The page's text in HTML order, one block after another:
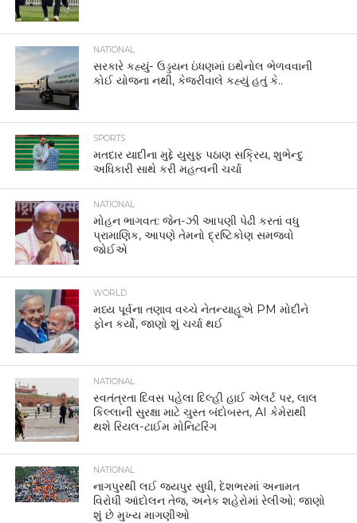
NATIONAL
સરકારે કહ્યું- ઉડ્ડયન ઇંધણમાં ઇથેનોલ ભેળવવાની
કોઈ યોજના નથી, કેજરીવાલે કહ્યું હતું કે..
SPORTS
મતદાર યાદીના મુદ્દે યુસુફ પઠાણ સક્રિય, શુભેન્દુ
અધિકારી સાથે કરી મહત્વની ચર્ચા
NATIONAL
મોહન ભાગવત: જેન-ઝી આપણી પેઢી કરતાં વધુ
પ્રામાણિક, આપણે તેમનો દ્રષ્ટિકોણ સમજવો
જોઈએ
WORLD
મધ્ય પૂર્વના તણાવ વચ્ચે નેતન્યાહૂએ PM મોદીને
ફોન કર્યો, જાણો શું ચર્ચા થઈ
NATIONAL
સ્વતંત્રતા દિવસ પહેલા દિલ્હી હાઈ એલર્ટ પર, લાલ
કિલ્લાની સુરક્ષા માટે ચુસ્ત બંદોબસ્ત, AI કેમેરાથી
થશે રિયલ-ટાઈમ મોનિટરિંગ
NATIONAL
નાગપુરથી લઈ જયપુર સુધી, દેશભરમાં અનામત
વિરોધી આંદોલન તેજ, અનેક શહેરોમાં રેલીઓ; જાણો
શું છે મુખ્ય માગણીઓ